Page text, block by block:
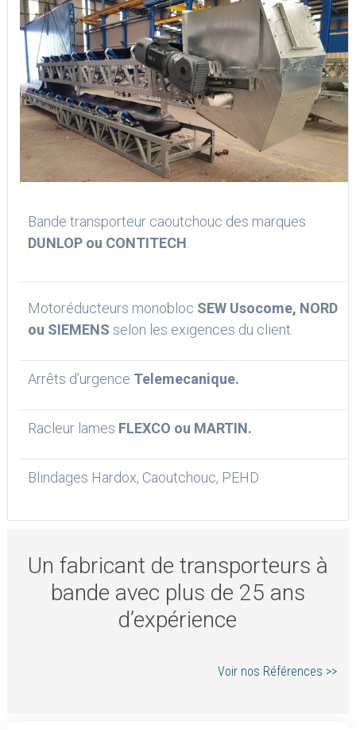
Bande transporteur caoutchouc des marques
DUNLOP ou CONTITECH
Motoréducteurs monobloc SEW Usocome, NORD
ou SIEMENS selon les exigences du client.
Arrêts d’urgence Telemecanique.
Racleur lames FLEXCO ou MARTIN.
Blindages Hardox, Caoutchouc, PEHD
Un fabricant de transporteurs à
bande avec plus de 25 ans
d’expérience
Voir nos Références >>